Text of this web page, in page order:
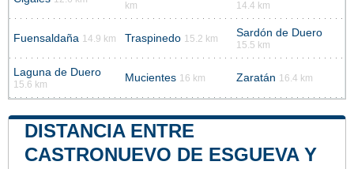
km
14.4 km
Fuensaldaña 14.9 km Traspinedo 15.2 km Sardón de Duero
15.5 km
Laguna de Duero
15.6 km
Mucientes 16 km Zaratán 16.4 km
DISTANCIA ENTRE
CASTRONUEVO DE ESGUEVA Y